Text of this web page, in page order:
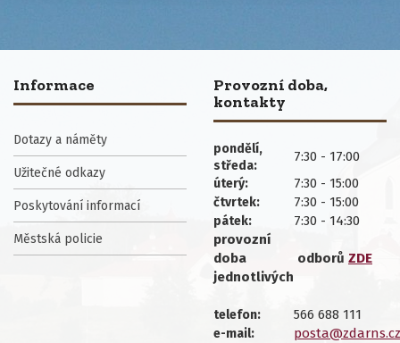
Informace
Dotazy a náměty
Užitečné odkazy
Poskytování informací
Městská policie
Provozní doba,
kontakty
pondělí,
středa:
7:30 - 17:00
úterý: 7:30 - 15:00
čtvrtek: 7:30 - 15:00
pátek:
7:30 - 14:30
provozní
doba
jednotlivých
odborů ZDE
telefon: 566 688 111
e-mail: posta@zdarns.cz